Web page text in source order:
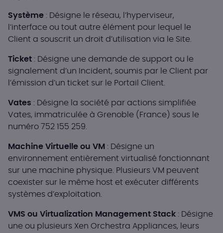
Système : Désigne le réseau, l’hyperviseur,
l’interface ou tout autre élément pour lequel le
Client a souscrit un droit d’utilisation via le Site.
Ticket : Désigne une demande de support ou le
signalement d’un Incident, soumis par le Client par
l’émission d’un ticket sur le Portail Client.
Vates : Désigne la société par actions simplifiée
Vates, immatriculée à Grenoble (France) sous le
numéro 752 155 259.
Machine Virtuelle ou VM : Désigne un
environnement entièrement virtualisé fonctionnant
sur une machine physique. Plusieurs VM peuvent
coexister sur le même host et exécuter différents
systèmes d’exploitation.
VMS ou Virtualization Management Stack : Désigne
une ou plusieurs Xen Orchestra Appliances, leurs